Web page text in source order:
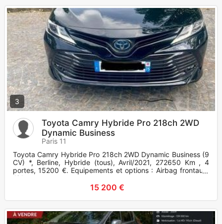
3
Toyota Camry Hybride Pro 218ch 2WD
Dynamic Business
Paris 11
Toyota Camry Hybride Pro 218ch 2WD Dynamic Business (9
CV) *, Berline, Hybride (tous), Avril/2021, 272650 Km , 4
portes, 15200 €. Equipements et options : Airbag frontaux,
Airbags
15 200 €